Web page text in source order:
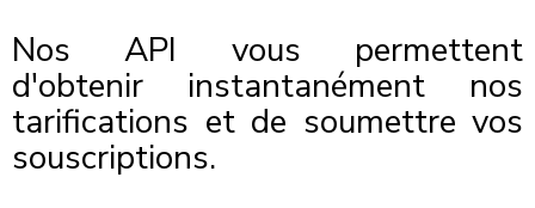
Nos API vous permettent
d'obtenir instantanément nos
tarifications et de soumettre vos
souscriptions.